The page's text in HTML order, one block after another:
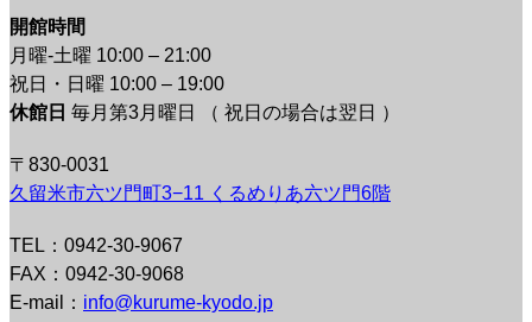
開館時間
月曜-土曜 10:00 – 21:00
祝日・日曜 10:00 – 19:00
休館日 毎月第3月曜日 （ 祝日の場合は翌日 ）
〒830-0031
久留米市六ツ門町3−11 くるめりあ六ツ門6階
TEL：0942-30-9067
FAX：0942-30-9068
E-mail： info@kurume-kyodo.jp